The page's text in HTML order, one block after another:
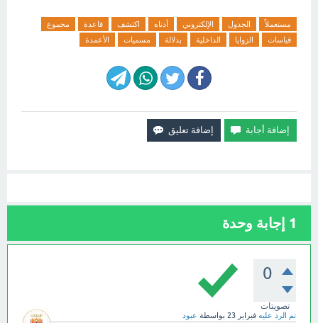
مستعملاً الجدول الإلكتروني أدناه اكتشف قاعدة
مجموع
قياسات
الزوايا الداخلية بدلالة مسميات الأعمدة
1 إجابة وحدة
0
تصويتات
تم الرد عليه فبراير 23 بواسطة عبود